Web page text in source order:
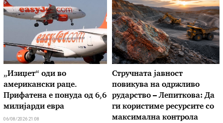
„Изиџет“ оди во
американски раце.
Прифатена е понуда од 6,6
милијарди евра
06/08/2026 21:08
Стручната јавност
повикува на одржливо
рударство – Лепиткова: Да
ги користиме ресурсите со
максимална контрола